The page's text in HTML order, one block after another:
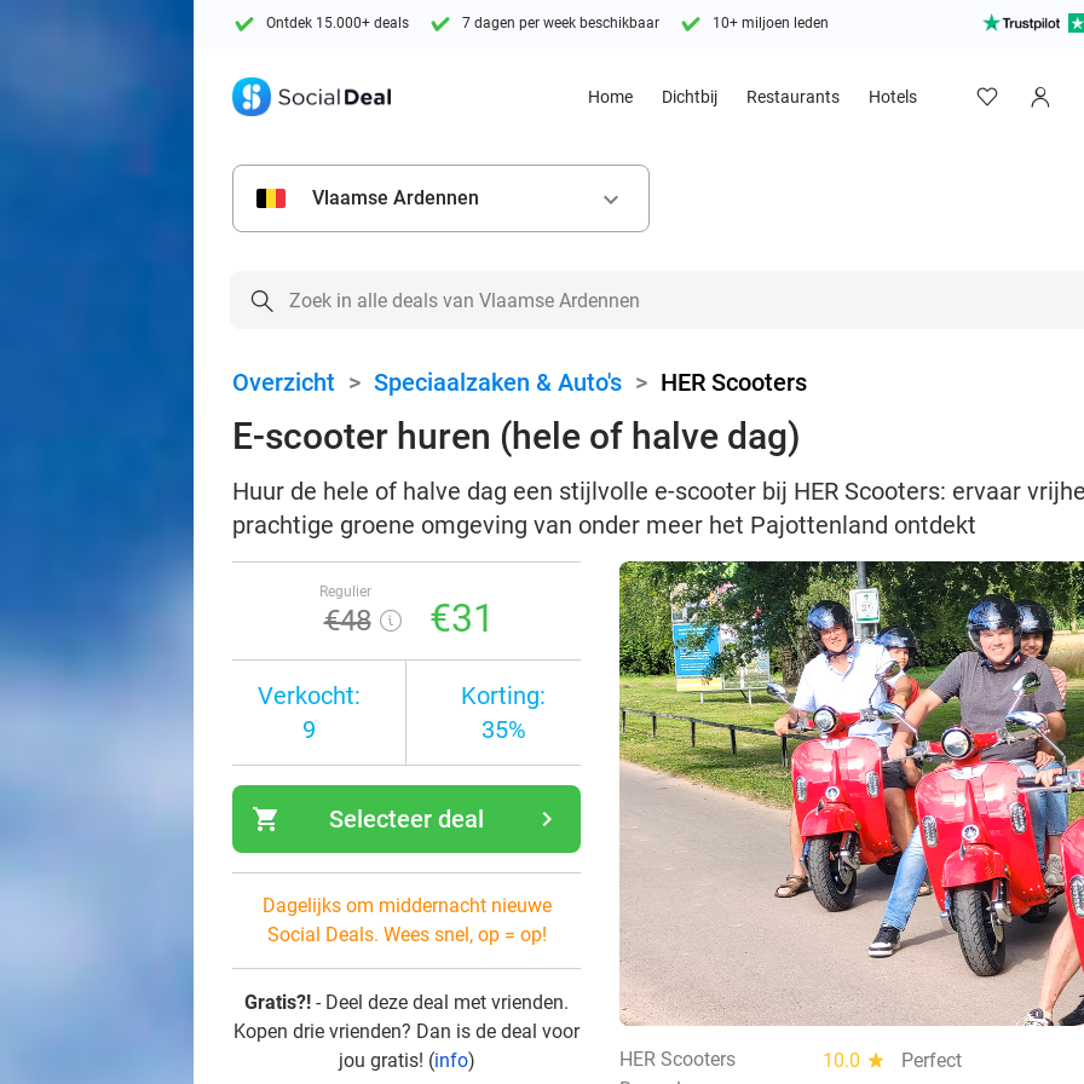
Ontdek 15.000+ deals 7 dagen per week beschikbaar 10+ miljoen leden
Home Dichtbij Restaurants Hotels
Vlaamse Ardennen keyboard_arrow_down
Overzicht > Speciaalzaken & Auto's > HER Scooters
E-scooter huren (hele of halve dag)
Huur de hele of halve dag een stijlvolle e-scooter bij HER Scooters: ervaar
prachtige groene omgeving van onder meer het Pajottenland ontdekt
Regulier
€48 €31
Verkocht:
9
Korting:
35%
shopping_cart navigate_next
Selecteer deal
Dagelijks om middernacht nieuwe
Social Deals. Wees snel, op = op!
Gratis?! - Deel deze deal met vrienden.
Kopen drie vrienden? Dan is de deal voor
jou gratis! (info) HER Scooters 10.0 star
Perfect